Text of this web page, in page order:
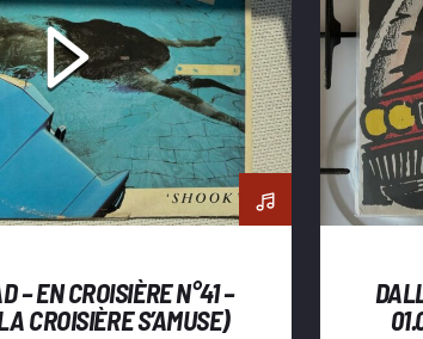
– EN CROISIÈRE N°41 –
CROISIÈRE S’AMUSE)